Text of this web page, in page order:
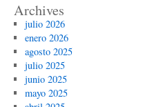
Archives
julio 2026
enero 2026
agosto 2025
julio 2025
junio 2025
mayo 2025